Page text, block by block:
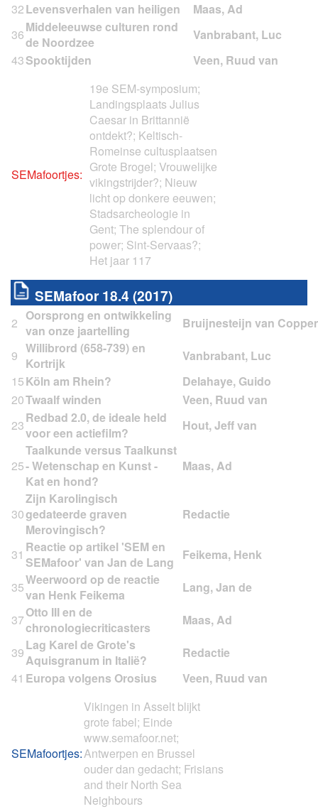
32Levensverhalen van heiligen
36Middeleeuwse culturen rond
de Noordzee
43Spooktijden
SEMafoortjes:
19e SEM-symposium;
Landingsplaats Julius
Caesar in Brittannië
ontdekt?; Keltisch-
Romeinse cultusplaatsen
Grote Brogel; Vrouwelijke
vikingstrijder?; Nieuw
licht op donkere eeuwen;
Stadsarcheologie in
Gent; The splendour of
power; Sint-Servaas?;
Het jaar 117
SEMafoor 18.4 (2017)
2 Oorsprong en ontwikkeling
van onze jaartelling
9 Willibrord (658-739) en
Kortrijk
15Köln am Rhein?
20Twaalf winden
23Redbad 2.0, de ideale held
voor een actiefilm?
25
Taalkunde versus Taalkunst
- Wetenschap en Kunst -
Kat en hond?
30
Zijn Karolingisch
gedateerde graven
Merovingisch?
31 Reactie op artikel 'SEM en
SEMafoor' van Jan de Lang
35Weerwoord op de reactie
van Henk Feikema
37Otto III en de
chronologiecriticasters
39Lag Karel de Grote's
Aquisgranum in Italië?
41 Europa volgens Orosius
SEMafoortjes:
Vikingen in Asselt blijkt
grote fabel; Einde
www.semafoor.net;
Antwerpen en Brussel
ouder dan gedacht; Frisians
and their North Sea
Neighbours